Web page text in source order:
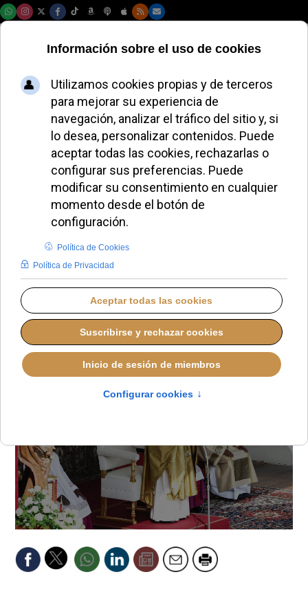
León XIV canoniza
a siete nuevos
santos: testigos de
fe desde Venezuela
hasta Papúa Nueva
Guinea
JAVIER RUIZ ARREGUI
PAPA LEÓN XIV
LUNES, 20 OCTUBRE 2025 07:54